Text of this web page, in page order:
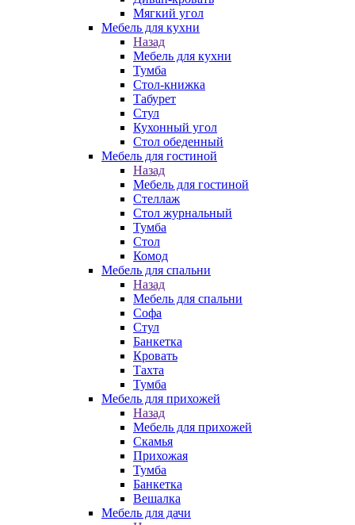
Мягкий угол
Мебель для кухни
Назад
Мебель для кухни
Тумба
Стол-книжка
Табурет
Стул
Кухонный угол
Стол обеденный
Мебель для гостиной
Назад
Мебель для гостиной
Стеллаж
Стол журнальный
Тумба
Стол
Комод
Мебель для спальни
Назад
Мебель для спальни
Софа
Стул
Банкетка
Кровать
Тахта
Тумба
Мебель для прихожей
Назад
Мебель для прихожей
Скамья
Прихожая
Тумба
Банкетка
Вешалка
Мебель для дачи